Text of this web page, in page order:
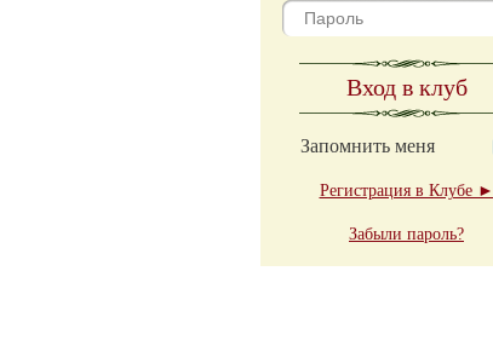
Вход в клуб
Запомнить меня
Регистрация в Клубе ►
Забыли пароль?